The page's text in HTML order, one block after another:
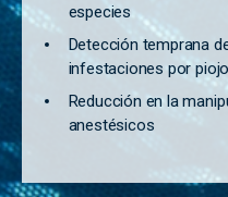
especies
Detección temprana
infestaciones por
Reducción en la
anestésicos